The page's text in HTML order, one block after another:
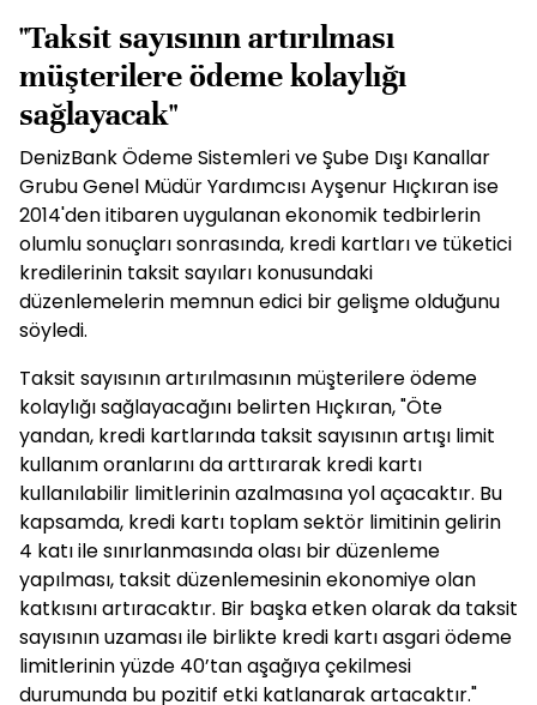
"Taksit sayısının artırılması
müşterilere ödeme kolaylığı
sağlayacak"
DenizBank Ödeme Sistemleri ve Şube Dışı Kanallar
Grubu Genel Müdür Yardımcısı Ayşenur Hıçkıran ise
2014'den itibaren uygulanan ekonomik tedbirlerin
olumlu sonuçları sonrasında, kredi kartları ve tüketici
kredilerinin taksit sayıları konusundaki
düzenlemelerin memnun edici bir gelişme olduğunu
söyledi.
Taksit sayısının artırılmasının müşterilere ödeme
kolaylığı sağlayacağını belirten Hıçkıran, "Öte
yandan, kredi kartlarında taksit sayısının artışı limit
kullanım oranlarını da arttırarak kredi kartı
kullanılabilir limitlerinin azalmasına yol açacaktır. Bu
kapsamda, kredi kartı toplam sektör limitinin gelirin
4 katı ile sınırlanmasında olası bir düzenleme
yapılması, taksit düzenlemesinin ekonomiye olan
katkısını artıracaktır. Bir başka etken olarak da taksit
sayısının uzaması ile birlikte kredi kartı asgari ödeme
limitlerinin yüzde 40’tan aşağıya çekilmesi
durumunda bu pozitif etki katlanarak artacaktır."